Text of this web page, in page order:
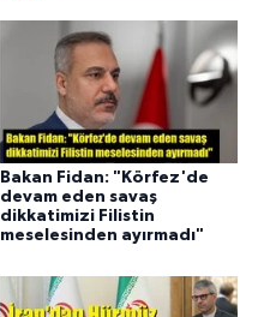
Bakan Fidan: "Körfez'de
devam eden savaş
dikkatimizi Filistin
meselesinden ayırmadı"